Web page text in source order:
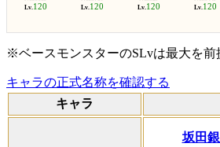
Lv. 120 Lv. 120 Lv. 120 Lv. 120
※ベースモンスターのSLvは最大を前
キャラの正式名称を確認する
キャラ
坂田